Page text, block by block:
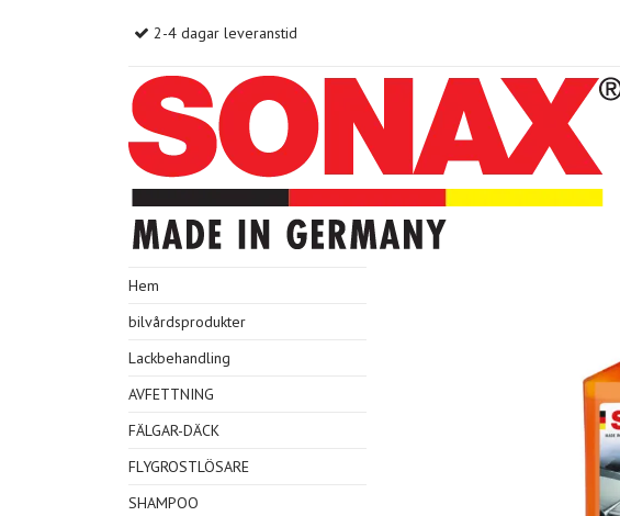
2-4 dagar leveranstid
Hem
bilvårdsprodukter
Lackbehandling
AVFETTNING
FÄLGAR-DÄCK
FLYGROSTLÖSARE
SHAMPOO